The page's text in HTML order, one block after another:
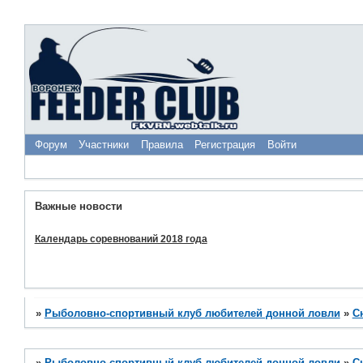
Форум Участники Правила Регистрация Войти
Важные новости
Календарь соревнований 2018 года
» Рыболовно-спортивный клуб любителей донной ловли »